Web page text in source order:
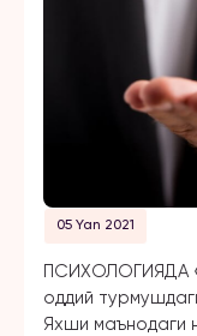
05 Yan 2021
ПСИХОЛОГИЯДА
оддий
Яхши маънодаги